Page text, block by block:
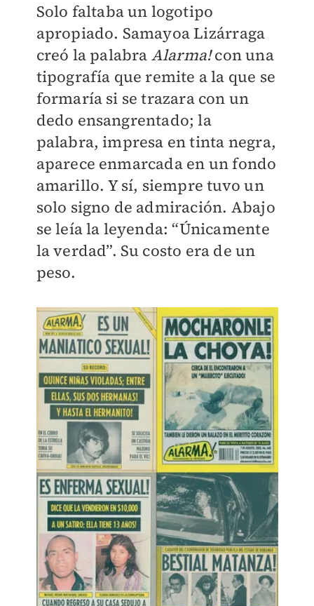
Solo faltaba un logotipo
apropiado. Samayoa Lizárraga
creó la palabra Alarma!con una
tipografía que remite a la que se
formaría si se trazara con un
dedo ensangrentado; la
palabra, impresa en tinta negra,
aparece enmarcada en un fondo
amarillo. Y sí, siempre tuvo un
solo signo de admiración. Abajo
se leía la leyenda: “Únicamente
la verdad”. Su costo era de un
peso.